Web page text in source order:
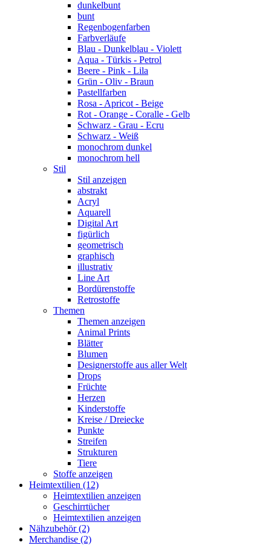
dunkelbunt
bunt
Regenbogenfarben
Farbverläufe
Blau - Dunkelblau - Violett
Aqua - Türkis - Petrol
Beere - Pink - Lila
Grün - Oliv - Braun
Pastellfarben
Rosa - Apricot - Beige
Rot - Orange - Coralle - Gelb
Schwarz - Grau - Ecru
Schwarz - Weiß
monochrom dunkel
monochrom hell
Stil
Stil anzeigen
abstrakt
Acryl
Aquarell
Digital Art
figürlich
geometrisch
graphisch
illustrativ
Line Art
Bordürenstoffe
Retrostoffe
Themen
Themen anzeigen
Animal Prints
Blätter
Blumen
Designerstoffe aus aller Welt
Drops
Früchte
Herzen
Kinderstoffe
Kreise / Dreiecke
Punkte
Streifen
Strukturen
Tiere
Stoffe anzeigen
Heimtextilien (12)
Heimtextilien anzeigen
Geschirrtücher
Heimtextilien anzeigen
Nähzubehör (2)
Merchandise (2)